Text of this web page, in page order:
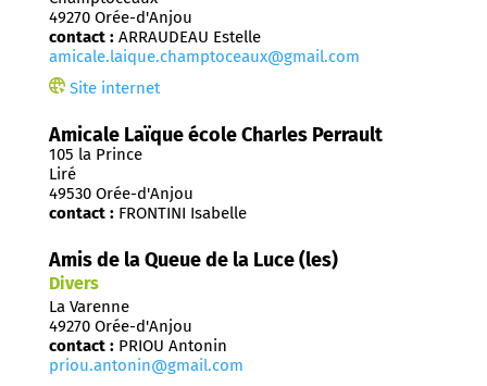
49270 Orée-d'Anjou
contact : ARRAUDEAU Estelle
amicale.laique.champtoceaux@gmail.com
Site internet
Amicale Laïque école Charles Perrault
105 la Prince
Liré
49530 Orée-d'Anjou
contact : FRONTINI Isabelle
Amis de la Queue de la Luce (les)
Divers
La Varenne
49270 Orée-d'Anjou
contact : PRIOU Antonin
priou.antonin@gmail.com